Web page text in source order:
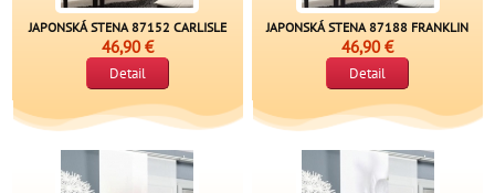
JAPONSKÁ STENA 87152 CARLISLE
46,90 €
Detail
JAPONSKÁ STENA 87188 FRANKLIN
46,90 €
Detail